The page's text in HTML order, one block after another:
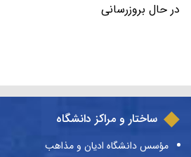
در حال بروزرسانی
ساختار و مراکز دانشگاه
مؤسس دانشگاه ادیان و مذاهب